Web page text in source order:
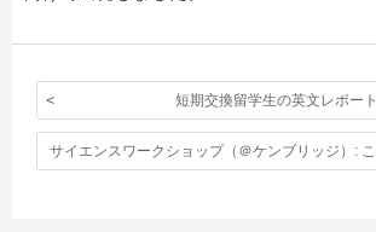
短期交換留学生の英文レポート